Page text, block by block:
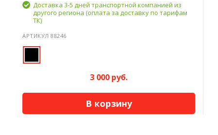
Доставка 3-5 дней транспортной компанией из
другого региона (оплата за доставку по тарифам
ТК)
АРТИКУЛ 88246
3 000 руб.
В корзину